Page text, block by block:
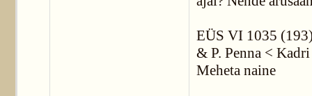
EÜS VI 1035
& P. Penna <
Meheta naine